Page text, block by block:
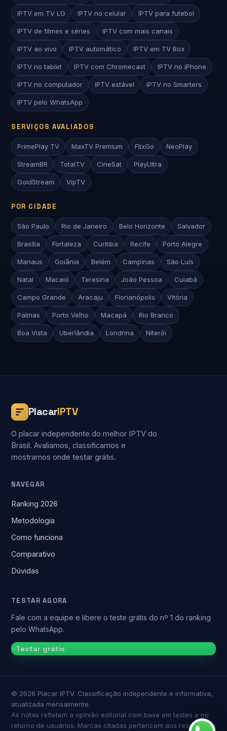
IPTV em TV LG IPTV no celular IPTV para futebol
IPTV de filmes e séries IPTV com mais canais
IPTV ao vivo IPTV automático IPTV em TV Box
IPTV no tablet IPTV com Chromecast IPTV no iPhone
IPTV no computador IPTV estável IPTV no Smarters
IPTV pelo WhatsApp
SERVIÇOS AVALIADOS
PrimePlay TV MaxTV Premium FlixGo NeoPlay
StreamBR TotalTV CineSat PlayUltra
GoldStream VipTV
POR CIDADE
São Paulo Rio de Janeiro Belo Horizonte Salvador
Brasília Fortaleza Curitiba Recife Porto Alegre
Manaus Goiânia Belém Campinas São Luís
Natal Maceió Teresina João Pessoa Cuiabá
Campo Grande Aracaju Florianópolis Vitória
Palmas Porto Velho Macapá Rio Branco
Boa Vista Uberlândia Londrina Niterói
PlacarIPTV
O placar independente do melhor IPTV do
Brasil. Avaliamos, classificamos e
mostramos onde testar grátis.
NAVEGAR
Ranking 2026
Metodologia
Como funciona
Comparativo
Dúvidas
TESTAR AGORA
Fale com a equipe e libere o teste grátis do nº 1 do ranking
pelo WhatsApp.
Testar grátis
© 2026 Placar IPTV. Classificação independente e informativa,
atualizada mensalmente.
As notas refletem a opinião editorial com base em testes e no
retorno de usuários. Marcas citadas pertencem aos respectivos